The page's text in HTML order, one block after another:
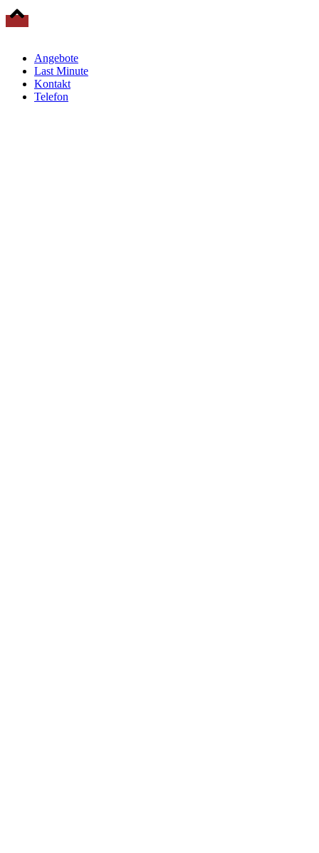
Angebote
Last Minute
Kontakt
Telefon